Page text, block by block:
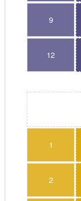
9
12
1
2